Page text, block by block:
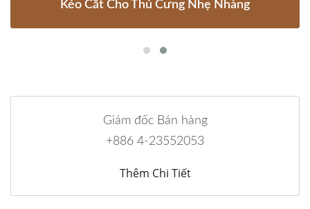
Kéo Cắt Cho Thú Cưng Nhẹ Nhàng
Giám đốc Bán hàng
+886 4-23552053
Thêm Chi Tiết